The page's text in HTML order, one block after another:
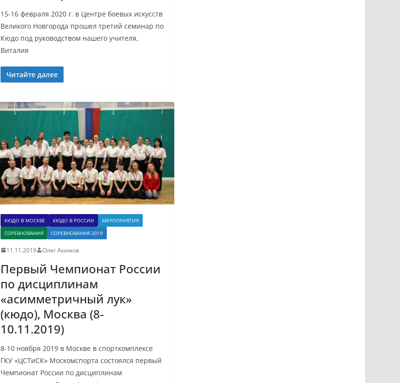
15-16 февраля 2020 г. в Центре боевых искусств
Великого Новгорода прошел третий семинар по
Кюдо под руководством нашего учителя,
Виталия
Читайте далее
КЮДО В МОСКВЕ КЮДО В РОССИИ
МЕРОПРИЯТИЯ
СОРЕВНОВАНИЯ
СОРЕВНОВАНИЯ 2019
11.11.2019 Олег Акимов
Первый Чемпионат России
по дисциплинам
«асимметричный лук»
(кюдо), Москва (8-
10.11.2019)
8-10 ноября 2019 в Москве в спорткомплексе
ГКУ «ЦСТиСК» Москомспорта состоялся первый
Чемпионат России по дисциплинам